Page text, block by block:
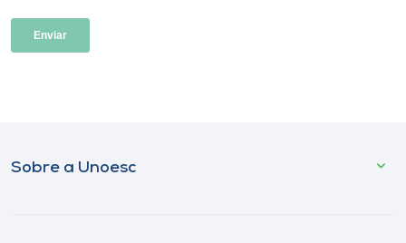
Sobre a Unoesc